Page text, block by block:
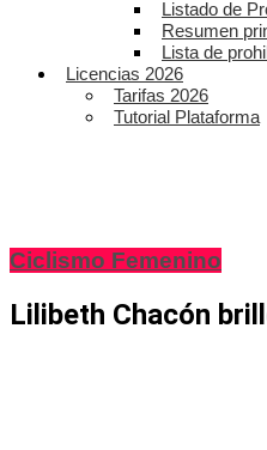
Listado de
Resumen
Lista de
Licencias 2026
Tarifas 2026
Tutorial Plataforma
Ciclismo Femenino
Lilibeth Chacón